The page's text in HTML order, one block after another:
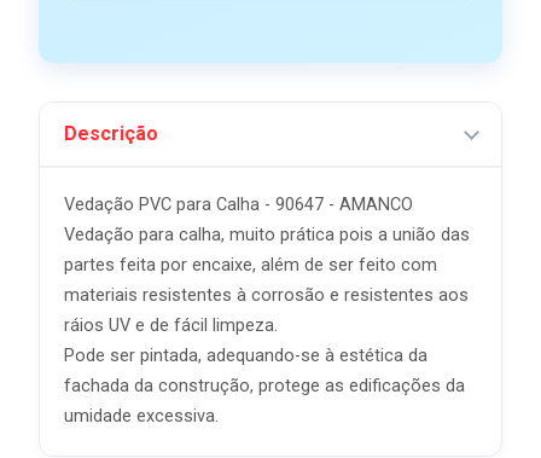
Descrição
Vedação PVC para Calha - 90647 - AMANCO
Vedação para calha, muito prática pois a união das
partes feita por encaixe, além de ser feito com
materiais resistentes à corrosão e resistentes aos
ráios UV e de fácil limpeza.
Pode ser pintada, adequando-se à estética da
fachada da construção, protege as edificações da
umidade excessiva.